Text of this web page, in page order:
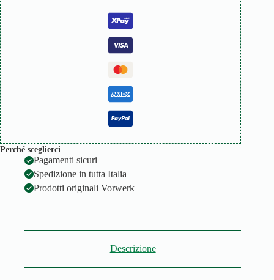
Perché sceglierci
Pagamenti sicuri
Spedizione in tutta Italia
Prodotti originali Vorwerk
Descrizione